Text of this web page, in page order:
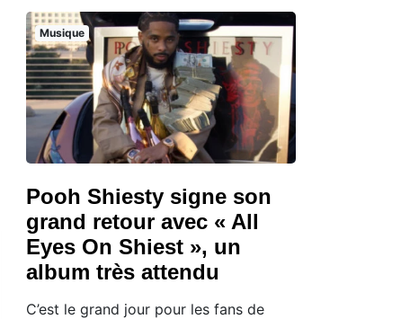
Musique
Pooh Shiesty signe son
grand retour avec « All
Eyes On Shiest », un
album très attendu
C’est le grand jour pour les fans de